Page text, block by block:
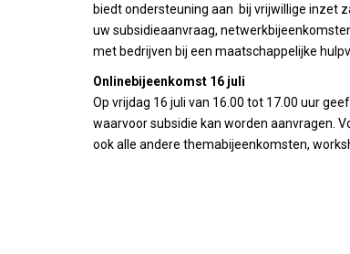
biedt ondersteuning aan bij vrijwillige inzet
uw subsidieaanvraag,
met bedrijven bij een maatschappelijke
Onlinebijeenkomst 16 juli
Op vrijdag 16 juli van 16.00 tot 17.00 uur
waarvoor subsidie kan worden aanvragen.
ook alle andere themabijeenkomsten,